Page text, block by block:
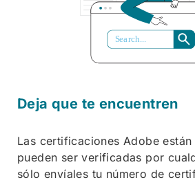
Search...
Deja que te encuentren
Las certificaciones Adobe
pueden ser verificadas por
sólo envíales tu número de